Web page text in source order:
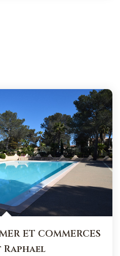
ET COMMERCES
Raphael